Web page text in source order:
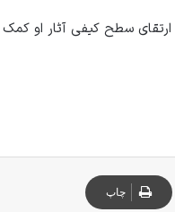
ارتقای سطح کیفی آثار او کمک
چاپ